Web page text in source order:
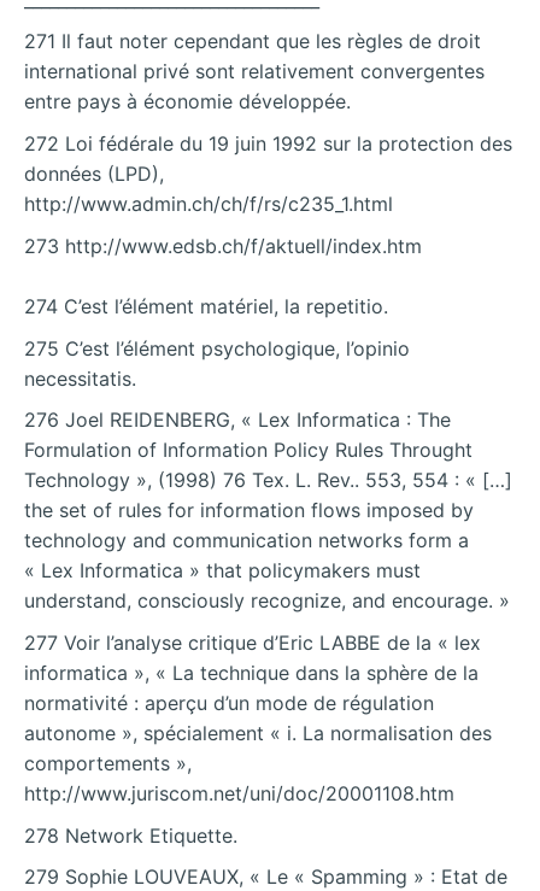
271 Il faut noter cependant que les règles de droit
international privé sont relativement convergentes
entre pays à économie développée.
272 Loi fédérale du 19 juin 1992 sur la protection des
données (LPD),
http://www.admin.ch/ch/f/rs/c235_1.html
273 http://www.edsb.ch/f/aktuell/index.htm
274 C’est l’élément matériel, la repetitio.
275 C’est l’élément psychologique, l’opinio
necessitatis.
276 Joel REIDENBERG, « Lex Informatica : The
Formulation of Information Policy Rules Throught
Technology », (1998) 76 Tex. L. Rev.. 553, 554 : « […]
the set of rules for information flows imposed by
technology and communication networks form a
« Lex Informatica » that policymakers must
understand, consciously recognize, and encourage. »
277 Voir l’analyse critique d’Eric LABBE de la « lex
informatica », « La technique dans la sphère de la
normativité : aperçu d’un mode de régulation
autonome », spécialement « i. La normalisation des
comportements »,
http://www.juriscom.net/uni/doc/20001108.htm
278 Network Etiquette.
279 Sophie LOUVEAUX, « Le « Spamming » : Etat de